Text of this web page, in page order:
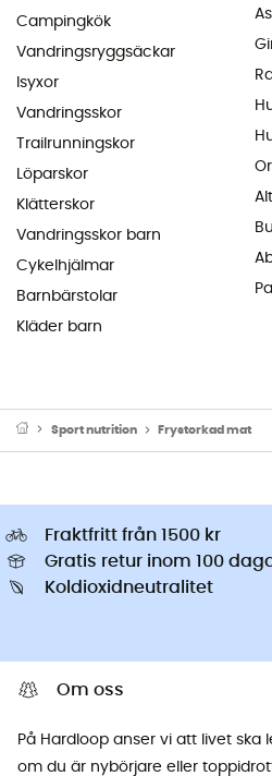
Campingkök
Vandringsryggsäckar
Isyxor
Vandringsskor
Trailrunningskor
Löparskor
Klätterskor
Vandringsskor barn
Cykelhjälmar
Barnbärstolar
Kläder barn
Sport nutrition Frystorkad mat
Fraktfritt från 1500 kr
Gratis retur inom 100
Koldioxidneutralitet
Om oss
På Hardloop anser vi att livet ska
om du är nybörjare eller